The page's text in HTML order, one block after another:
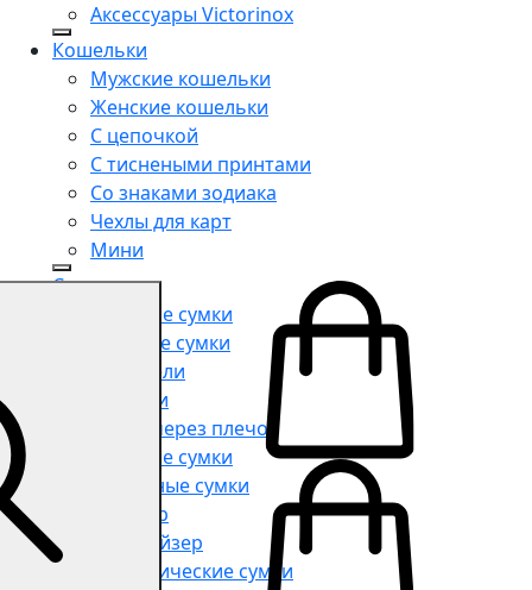
Аксессуары Victorinox
Кошельки
Мужские кошельки
Женские кошельки
С цепочкой
С тиснеными принтами
Со знаками зодиака
Чехлы для карт
Мини
Сумки
Мужские сумки
Женские сумки
Портфели
Рюкзаки
Сумки через плечо
Поясные сумки
Дорожные сумки
Шоппер
Органайзер
Косметические сумки